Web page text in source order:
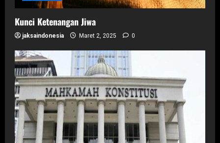
Kunci Ketenangan Jiwa
jaksaindonesia Maret 2, 2025 0